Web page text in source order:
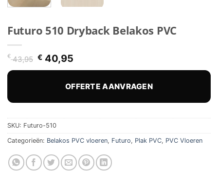
Futuro 510 Dryback Belakos PVC
€43,95 Oorspronkelijke
prijs
€ 43,95.
€40,95Huidige
prijs
€ 40,95.
OFFERTE AANVRAGEN
SKU: Futuro-510
Categorieën: Belakos PVC vloeren, Futuro, Plak PVC, PVC Vloeren